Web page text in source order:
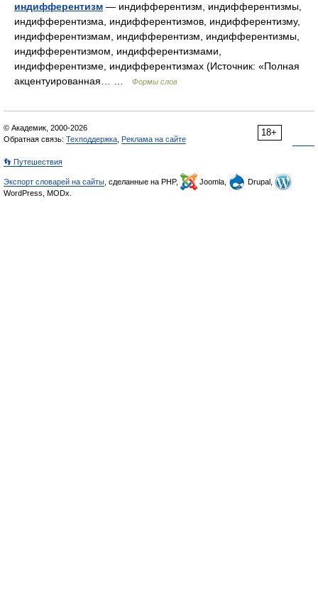
индифферентизм — индифферентизм, индифферентизмы,
индифферентизма, индифферентизмов, индифферентизму,
индифферентизмам, индифферентизм, индифферентизмы,
индифферентизмом, индифферентизмами,
индифферентизме, индифферентизмах (Источник: «Полная
акцентуированная… …
Формы слов
18+
© Академик, 2000-2026
Обратная связь: Техподдержка Реклама на сайте
👣 Путешествия
Экспорт словарей на сайты , сделанные на PHP, Joomla,
Drupal,
WordPress, MODx.